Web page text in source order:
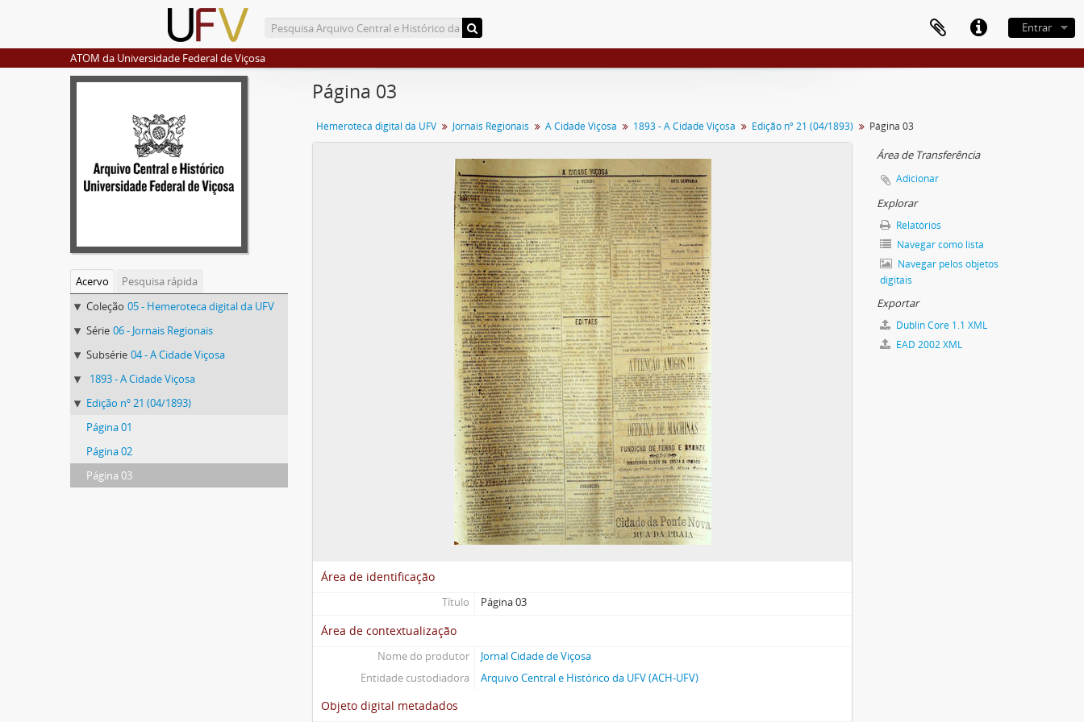
Entrar
ATOM da Universidade Federal de Viçosa
Acervo
Pesquisa rápida
Coleção 05 - Hemeroteca digital da UFV
Série 06 - Jornais Regionais
Subsérie 04 - A Cidade Viçosa
1893 - A Cidade Viçosa
Edição nº 21 (04/1893)
Página 01
Página 02
Página 03
Página 03
Hemeroteca digital da UFV Jornais Regionais A Cidade Viçosa 1893 - A Cidade Viçosa Edição nº 21 (04/1893) Página 03
Área de identificação
Título Página 03
Área de contextualização
Nome do produtor
Jornal Cidade de Viçosa
Entidade custodiadora
Arquivo Central e Histórico da UFV (ACH-UFV)
Objeto digital metadados
Área de Transferência
Adicionar
Explorar
Relatórios
Navegar como lista
Navegar pelos objetos
digitais
Exportar
Dublin Core 1.1 XML
EAD 2002 XML